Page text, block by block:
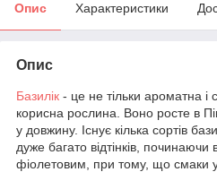
Опис Характеристики
Опис
Базилік - це не тільки ароматна
корисна рослина. Воно росте в
у довжину. Існує кілька сортів
дуже багато відтінків, починаючи
фіолетовим, при тому, що смаки